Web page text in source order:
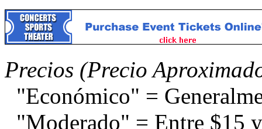
Precios (Precio
"Económico" =
"Moderado" = Entre $15